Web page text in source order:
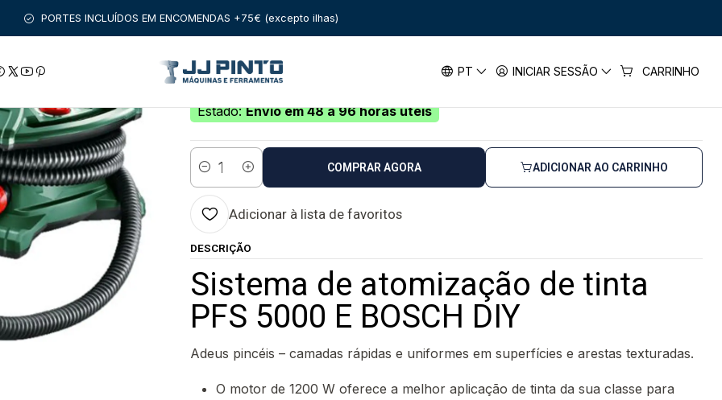
PT INICIAR SESSÃO CARRINHO
PORTES INCLUÍDOS EM ENCOMENDAS +75€ (excepto ilhas)
FERRAMENTAS BRICOLAGE Sistema de atomização de tinta PFS 5000 E BOSCH DIY
Sistema de atomização de tinta PFS 5000 E BOSCH
DIY
Estado:Envio em 48 a 96 horas úteis
Quantidade
ADICIONAR AO CARRINHO
COMPRAR AGORA
Adicionar à lista de favoritos
DESCRIÇÃO
Sistema de atomização de tinta
PFS 5000 E BOSCH DIY
Adeus pincéis – camadas rápidas e uniformes em superfícies e arestas texturadas.
O motor de 1200 W oferece a melhor aplicação de tinta da sua classe para